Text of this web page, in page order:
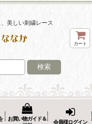
美しい刺繍レース
カート
検索
お買い物ガイド＆
会員様ログイン